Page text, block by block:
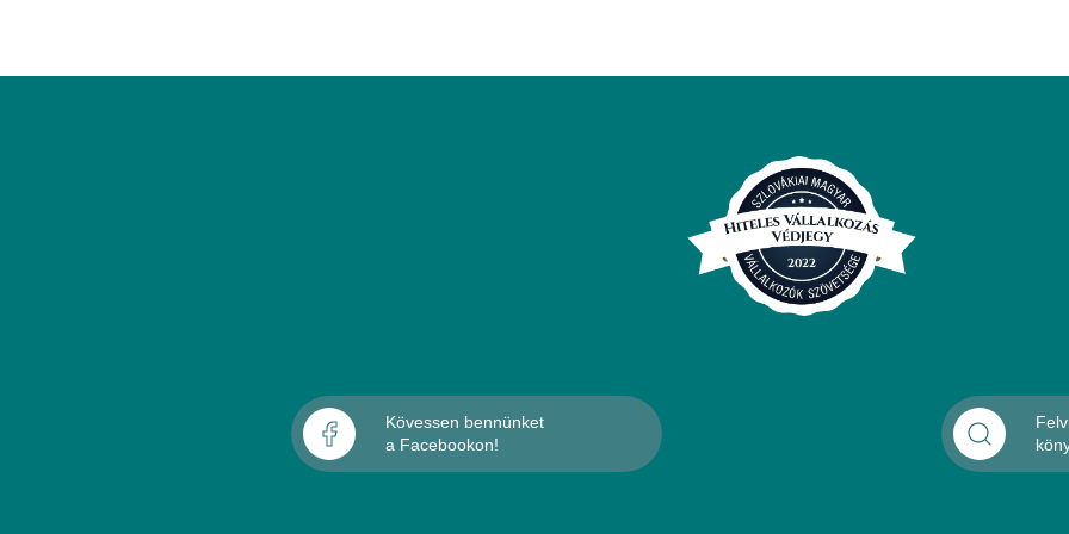
Kövessen bennünket
a Facebookon!